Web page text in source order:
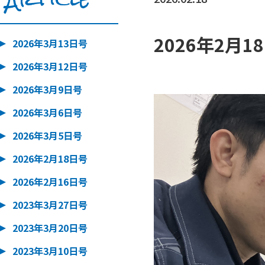
2026年2月
2026年3月13日号
2026年3月12日号
2026年3月9日号
2026年3月6日号
2026年3月5日号
2026年2月18日号
2026年2月16日号
2023年3月27日号
2023年3月20日号
2023年3月10日号